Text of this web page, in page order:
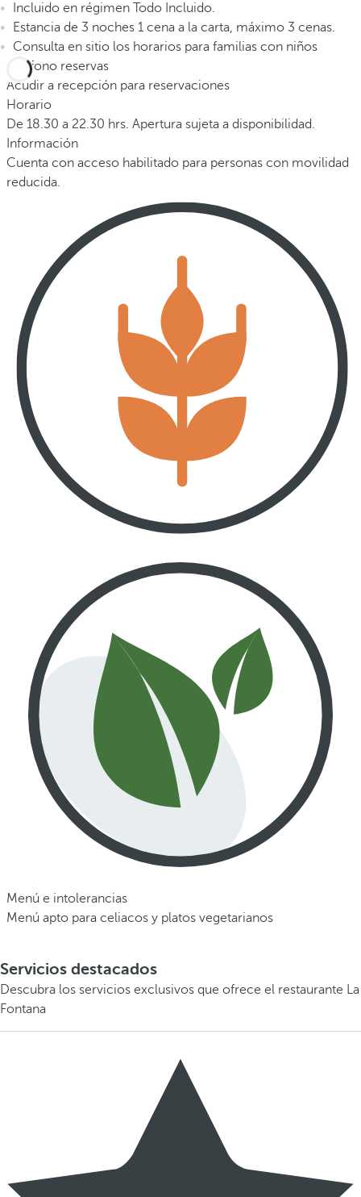
Incluido en régimen Todo Incluido.
Estancia de 3 noches 1 cena a la carta, máximo 3 cenas.
Consulta en sitio los horarios para familias con niños
Teléfono reservas
Acudir a recepción para reservaciones
Horario
De 18.30 a 22.30 hrs. Apertura sujeta a disponibilidad.
Información
Cuenta con acceso habilitado para personas con movilidad
reducida.
Menú e intolerancias
Menú apto para celiacos y platos vegetarianos
Servicios destacados
Descubra los servicios exclusivos que ofrece el restaurante La
Fontana